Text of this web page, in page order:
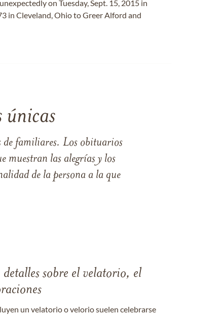
on Tuesday, Sept. 15, 2015 in
in Cleveland, Ohio to Greer Alford and
únicas
de familiares. Los obituarios
muestran las alegrías y los
de la persona a la que
sobre el velatorio, el
un velatorio o velorio suelen celebrarse